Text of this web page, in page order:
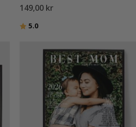
149,00 kr
Betyg:
5.0utav 5 stjärnor